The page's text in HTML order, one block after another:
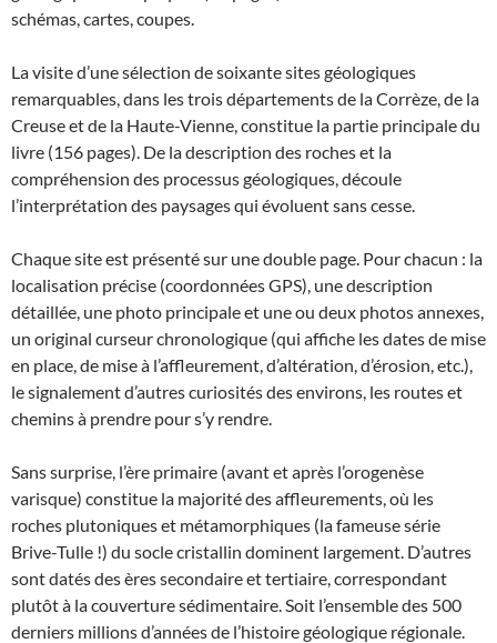
schémas, cartes, coupes.
La visite d’une sélection de soixante sites géologiques
remarquables, dans les trois départements de la Corrèze, de la
Creuse et de la Haute-Vienne, constitue la partie principale du
livre (156 pages). De la description des roches et la
compréhension des processus géologiques, découle
l’interprétation des paysages qui évoluent sans cesse.
Chaque site est présenté sur une double page. Pour chacun : la
localisation précise (coordonnées GPS), une description
détaillée, une photo principale et une ou deux photos annexes,
un original curseur chronologique (qui affiche les dates de mise
en place, de mise à l’affleurement, d’altération, d’érosion, etc.),
le signalement d’autres curiosités des environs, les routes et
chemins à prendre pour s’y rendre.
Sans surprise, l’ère primaire (avant et après l’orogenèse
varisque) constitue la majorité des affleurements, où les
roches plutoniques et métamorphiques (la fameuse série
Brive-Tulle !) du socle cristallin dominent largement. D’autres
sont datés des ères secondaire et tertiaire, correspondant
plutôt à la couverture sédimentaire. Soit l’ensemble des 500
derniers millions d’années de l’histoire géologique régionale.